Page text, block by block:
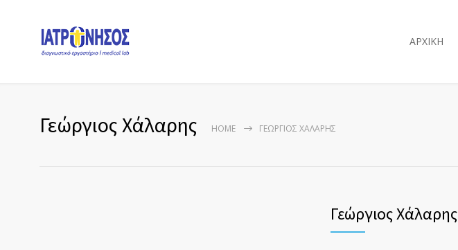
ΑΡΧΙΚΗ
Γεώργιος Χάλαρης HOME ΓΕΏΡΓΙΟΣ ΧΆΛΑΡΗΣ
Γεώργιος Χάλαρης